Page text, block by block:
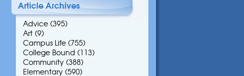
Article Archives
Advice (395)
Art (9)
Campus Life (755)
College Bound (113)
Community (388)
Elementary (590)